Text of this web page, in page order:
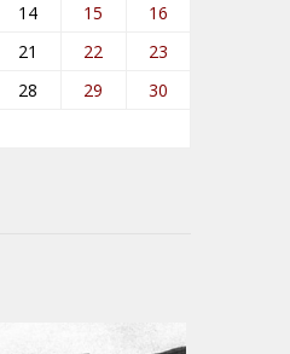
14 15
16
21 22
23
28 29
30